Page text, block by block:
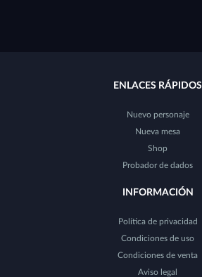
ENLACES RÁPIDOS
Nuevo personaje
Nueva mesa
Shop
Probador de dados
INFORMACIÓN
Política de privacidad
Condiciones de uso
Condiciones de venta
Aviso legal